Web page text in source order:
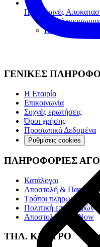
Προσωρινές
Υλικά
Κονίες
ΓΕΝΙΚΕΣ
Η Εταιρία
Επικοινωνία
Συχνές ερωτήσεις
Όροι χρήσης
Προσωπικά Δεδομένα
Ρυθμίσεις cookies
ΠΛΗΡΟΦΟΡΙΕΣ
Κατάλογοι
Αποστολή &
Τρόποι πληρωμής
Πολιτική επιστροφών
Αποστολές Box Now
ΤΗΛ. ΚΕΝΤΡΟ